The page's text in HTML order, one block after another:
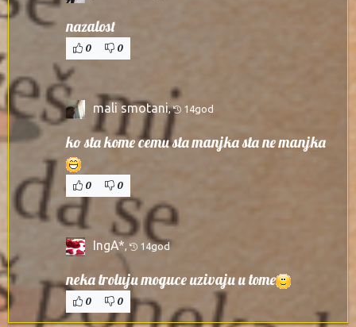
nazalost
0 0
mali smotani, 14god
ko sta kome cemu sta manjka sta ne manjka
0 0
IngA*, 14god
neka troluju moguce uzivaju u tome
0 0